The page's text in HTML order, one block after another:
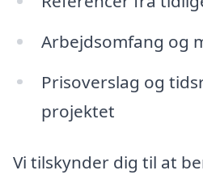
Arbejdsomfang og
Prisoverslag og
projektet
Vi tilskynder dig til at